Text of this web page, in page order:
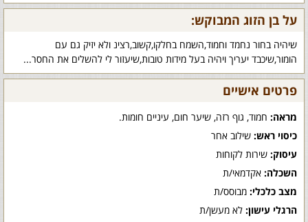
על בן הזוג המבוקש:
שיהיה בחור נחמד וחמוד,השמח בחלקו,קשוב,רצינ ולא יזיק גם עם
הומור,שיכבד יעריך ויהיה בעל מידות טובות,שיעזור לי להשלים את החסר...
פרטים אישיים
מראה: חמוד, גוף רזה, שיער חום, עיניים חומות.
כיסוי ראש: שילוב אחר
עיסוק: שירות לקוחות
השכלה: אקדמאי/ת
מצב כלכלי: מבוסס/ת
הרגלי עישון: לא מעשן/ת